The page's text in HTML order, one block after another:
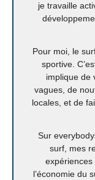
je travaille
Pour moi, le
sportive.
implique de
vagues, de
locales, et de
Sur
surf, mes
l’économie du